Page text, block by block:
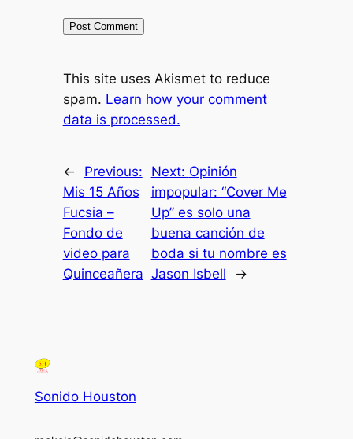
This site uses Akismet to reduce
spam. Learn how your comment
data is processed.
←
Previous:
Mis 15 Años
Fucsia –
Fondo de
video para
Quinceañera
Next: Opinión
impopular: “Cover Me
Up” es solo una
buena canción de
boda si tu nombre es
Jason Isbell
→
Sonido Houston